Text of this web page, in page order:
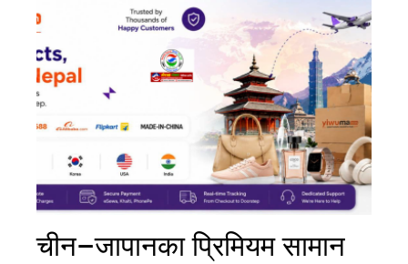
चीन–जापानका प्रिमियम सामान